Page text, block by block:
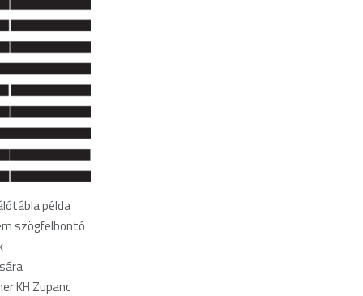
példa
szögfelbontó
KH Zupanc